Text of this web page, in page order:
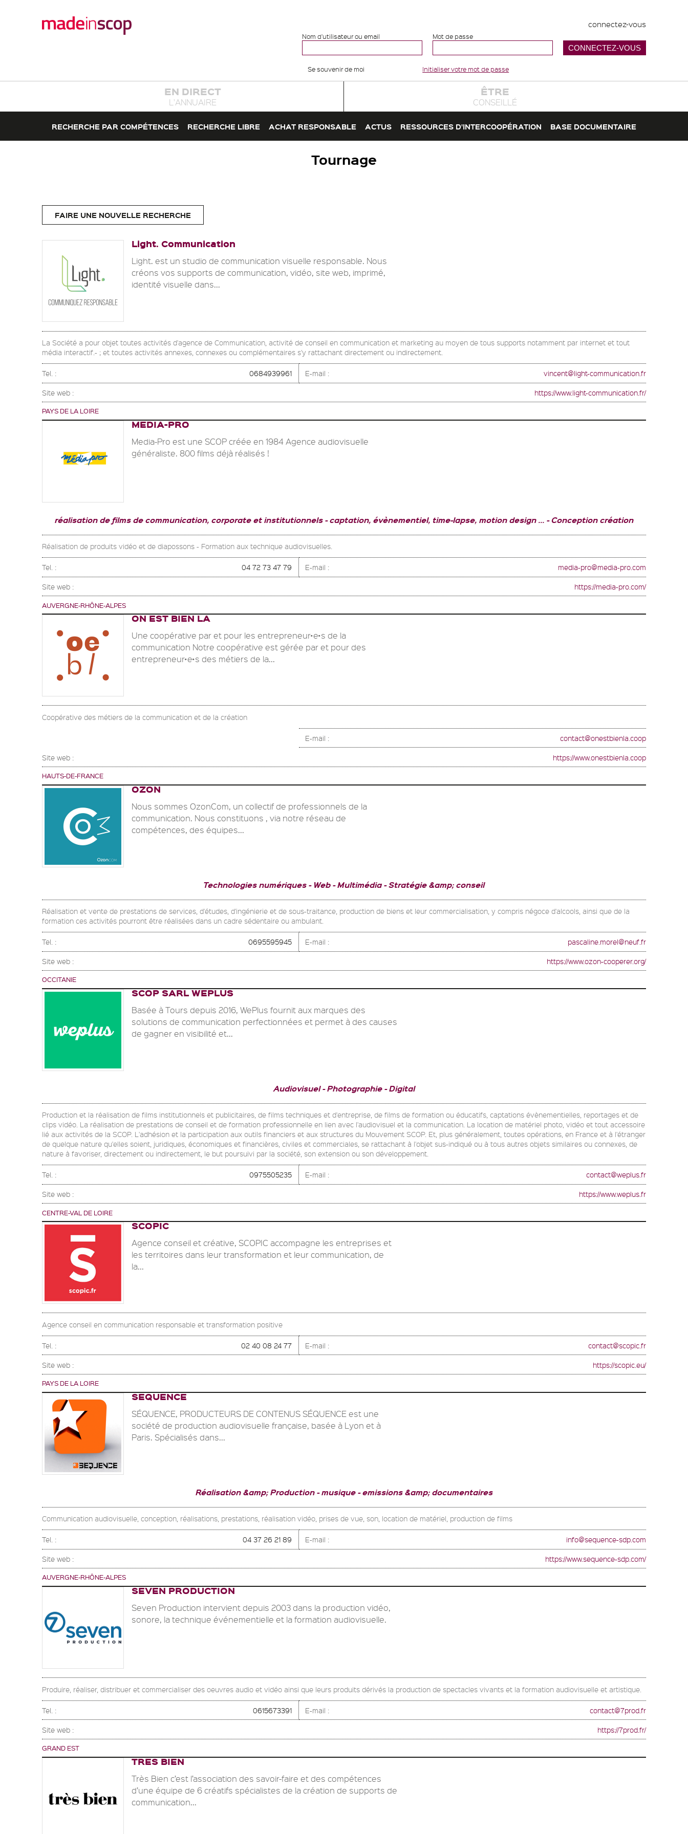
connectez-vous
Nom d'utilisateur ou email Mot de passe
Se souvenir de moi Initialiser votre mot de passe
EN DIRECT
L'ANNUAIRE
ÊTRE
CONSEILLÉ
RECHERCHE PAR COMPÉTENCES RECHERCHE LIBRE ACHAT RESPONSABLE ACTUS RESSOURCES D'INTERCOOPÉRATION BASE DOCUMENTAIRE
Tournage
FAIRE UNE NOUVELLE RECHERCHE
Light. Communication
Light. est un studio de communication visuelle responsable. Nous
créons vos supports de communication, vidéo, site web, imprimé,
identité visuelle dans...
La Société a pour objet toutes activités d'agence de Communication, activité de conseil en communication et marketing au moyen de tous supports notamment par internet et tout
média interactif.- ; et toutes activités annexes, connexes ou complémentaires s'y rattachant directement ou indirectement.
Tel. : 0684939961 E-mail : vincent@light-communication.fr
Site web : https://www.light-communication.fr/
PAYS DE LA LOIRE
MEDIA-PRO
Media-Pro est une SCOP créée en 1984 Agence audiovisuelle
généraliste. 800 films déjà réalisés !
réalisation de films de communication, corporate et institutionnels captation, évènementiel, time-lapse, motion design ... Conception création
Réalisation de produits vidéo et de diapossons - Formation aux technique audiovisuelles.
Tel. : 04 72 73 47 79 E-mail : media-pro@media-pro.com
Site web : https://media-pro.com/
AUVERGNE-RHÔNE-ALPES
ON EST BIEN LA
Une coopérative par et pour les entrepreneur•e•s de la
communication Notre coopérative est gérée par et pour des
entrepreneur•e•s des métiers de la...
Coopérative des métiers de la communication et de la création
E-mail : contact@onestbienla.coop
Site web : https://www.onestbienla.coop
HAUTS-DE-FRANCE
OZON
Nous sommes OzonCom, un collectif de professionnels de la
communication. Nous constituons , via notre réseau de
compétences, des équipes...
Technologies numériques Web - Multimédia Stratégie &amp; conseil
Réalisation et vente de prestations de services, d'études, d'ingénierie et de sous-traitance, production de biens et leur commercialisation, y compris négoce d'alcools, ainsi que de la
formation ces activités pourront être réalisées dans un cadre sédentaire ou ambulant.
Tel. : 0695595945 E-mail : pascaline.morel@neuf.fr
Site web : https://www.ozon-cooperer.org/
OCCITANIE
SCOP SARL WEPLUS
Basée à Tours depuis 2016, WePlus fournit aux marques des
solutions de communication perfectionnées et permet à des causes
de gagner en visibilité et...
Audiovisuel Photographie Digital
Production et la réalisation de films institutionnels et publicitaires, de films techniques et d'entreprise, de films de formation ou éducatifs, captations évènementielles, reportages et de
clips vidéo. La réalisation de prestations de conseil et de formation professionnelle en lien avec l'audiovisuel et la communication. La location de matériel photo, vidéo et tout accessoire
lié aux activités de la SCOP. L'adhésion et la participation aux outils financiers et aux structures du Mouvement SCOP. Et, plus généralement, toutes opérations, en France et à l'étranger
de quelque nature qu'elles soient, juridiques, économiques et financières, civiles et commerciales, se rattachant à l'objet sus-indiqué ou à tous autres objets similaires ou connexes, de
nature à favoriser, directement ou indirectement, le but poursuivi par la société, son extension ou son développement.
Tel. : 0975505235 E-mail : contact@weplus.fr
Site web : https://www.weplus.fr
CENTRE-VAL DE LOIRE
SCOPIC
Agence conseil et créative, SCOPIC accompagne les entreprises et
les territoires dans leur transformation et leur communication, de
la...
Agence conseil en communication responsable et transformation positive
Tel. : 02 40 08 24 77 E-mail : contact@scopic.fr
Site web : https://scopic.eu/
PAYS DE LA LOIRE
SEQUENCE
SÉQUENCE, PRODUCTEURS DE CONTENUS SÉQUENCE est une
société de production audiovisuelle française, basée à Lyon et à
Paris. Spécialisés dans...
Réalisation &amp; Production musique emissions &amp; documentaires
Communication audiovisuelle, conception, réalisations, prestations, réalisation vidéo, prises de vue, son, location de matériel, production de films
Tel. : 04 37 26 21 89 E-mail : info@sequence-sdp.com
Site web : https://www.sequence-sdp.com/
AUVERGNE-RHÔNE-ALPES
SEVEN PRODUCTION
Seven Production intervient depuis 2003 dans la production vidéo,
sonore, la technique événementielle et la formation audiovisuelle.
Produire, réaliser, distribuer et commercialiser des oeuvres audio et vidéo ainsi que leurs produits dérivés la production de spectacles vivants et la formation audiovisuelle et artistique.
Tel. : 0615673391 E-mail : contact@7prod.fr
Site web : https://7prod.fr/
GRAND EST
TRES BIEN
Très Bien c’est l’association des savoir-faire et des compétences
d’une équipe de 6 créatifs spécialistes de la création de supports de
communication...